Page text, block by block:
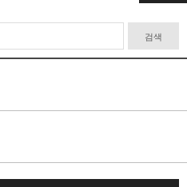
검색